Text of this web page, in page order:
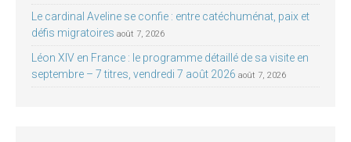
Le cardinal Aveline se confie : entre catéchuménat, paix et
défis migratoires août 7, 2026
Léon XIV en France : le programme détaillé de sa visite en
septembre – 7 titres, vendredi 7 août 2026 août 7, 2026